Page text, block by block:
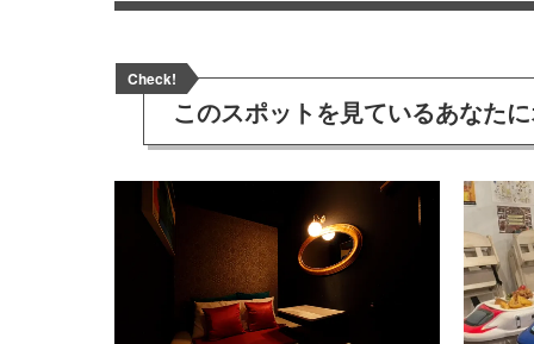
Check!
このスポットを見ているあなた